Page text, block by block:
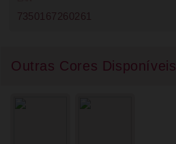
7350167260261
Outras Cores Disponíveis